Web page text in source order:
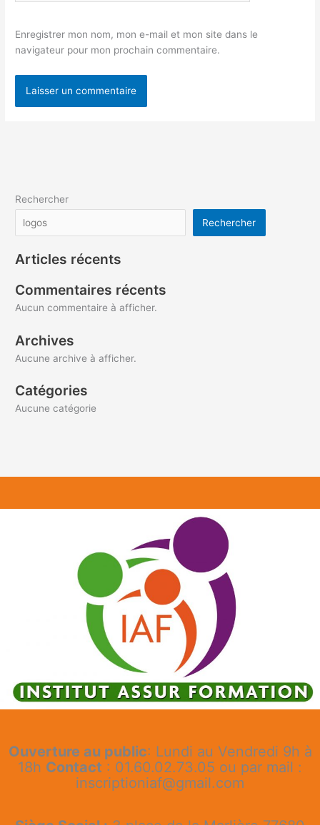
Enregistrer mon nom, mon e-mail et mon site dans le
navigateur pour mon prochain commentaire.
Rechercher
Rechercher
Articles récents
Commentaires récents
Aucun commentaire à afficher.
Archives
Aucune archive à afficher.
Catégories
Aucune catégorie
Ouverture au public: Lundi au Vendredi 9h à
18h Contact : 01.60.02.73.05 ou par mail :
inscriptioniaf@gmail.com